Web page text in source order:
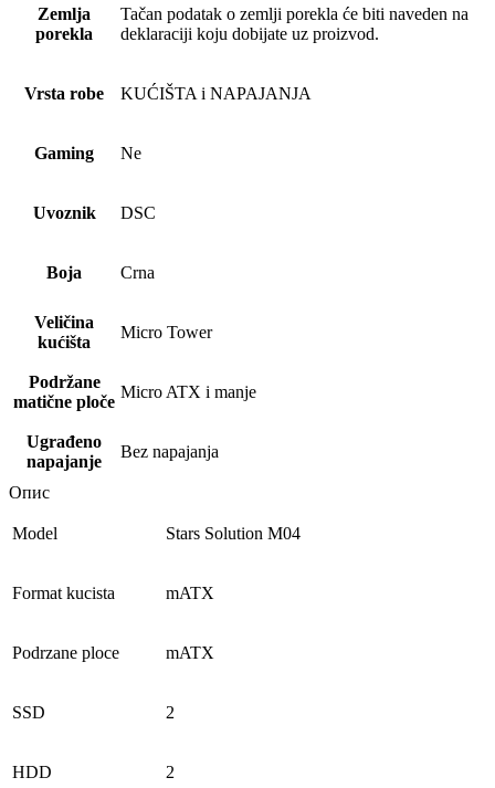
Zemlja
porekla
Tačan podatak o zemlji porekla će biti naveden na
deklaraciji koju dobijate uz proizvod.
Vrsta robe KUĆIŠTA i NAPAJANJA
Gaming Ne
Uvoznik DSC
Boja Crna
Veličina
kućišta
Micro Tower
Podržane
matične ploče
Micro ATX i manje
Ugrađeno
napajanje
Bez napajanja
Опис
Model Stars Solution M04
Format kucista mATX
Podrzane ploce mATX
SSD 2
HDD 2